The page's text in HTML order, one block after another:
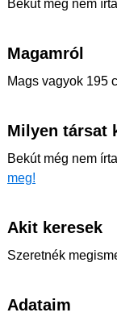
Bekút még nem
Magamról
Mags vagyok 195
Milyen társat
Bekút még nem
meg!
Akit keresek
Szeretnék
Adataim